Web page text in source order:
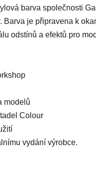
barva společnosti
Barva je připravena k
odstínů a efektů pro
modelů
Colour
vydání výrobce.